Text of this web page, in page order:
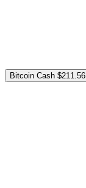
Bitcoin Cash $211.56